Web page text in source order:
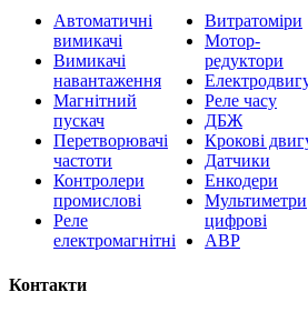
Автоматичні
вимикачі
Вимикачі
навантаження
Магнітний
пускач
Перетворювачі
частоти
Контролери
промислові
Реле
електромагнітні
Витратоміри
Мотор-
редуктори
Реле часу
ДБЖ
Крокові
Датчики
Енкодери
Мультиметри
цифрові
АВР
Контакти